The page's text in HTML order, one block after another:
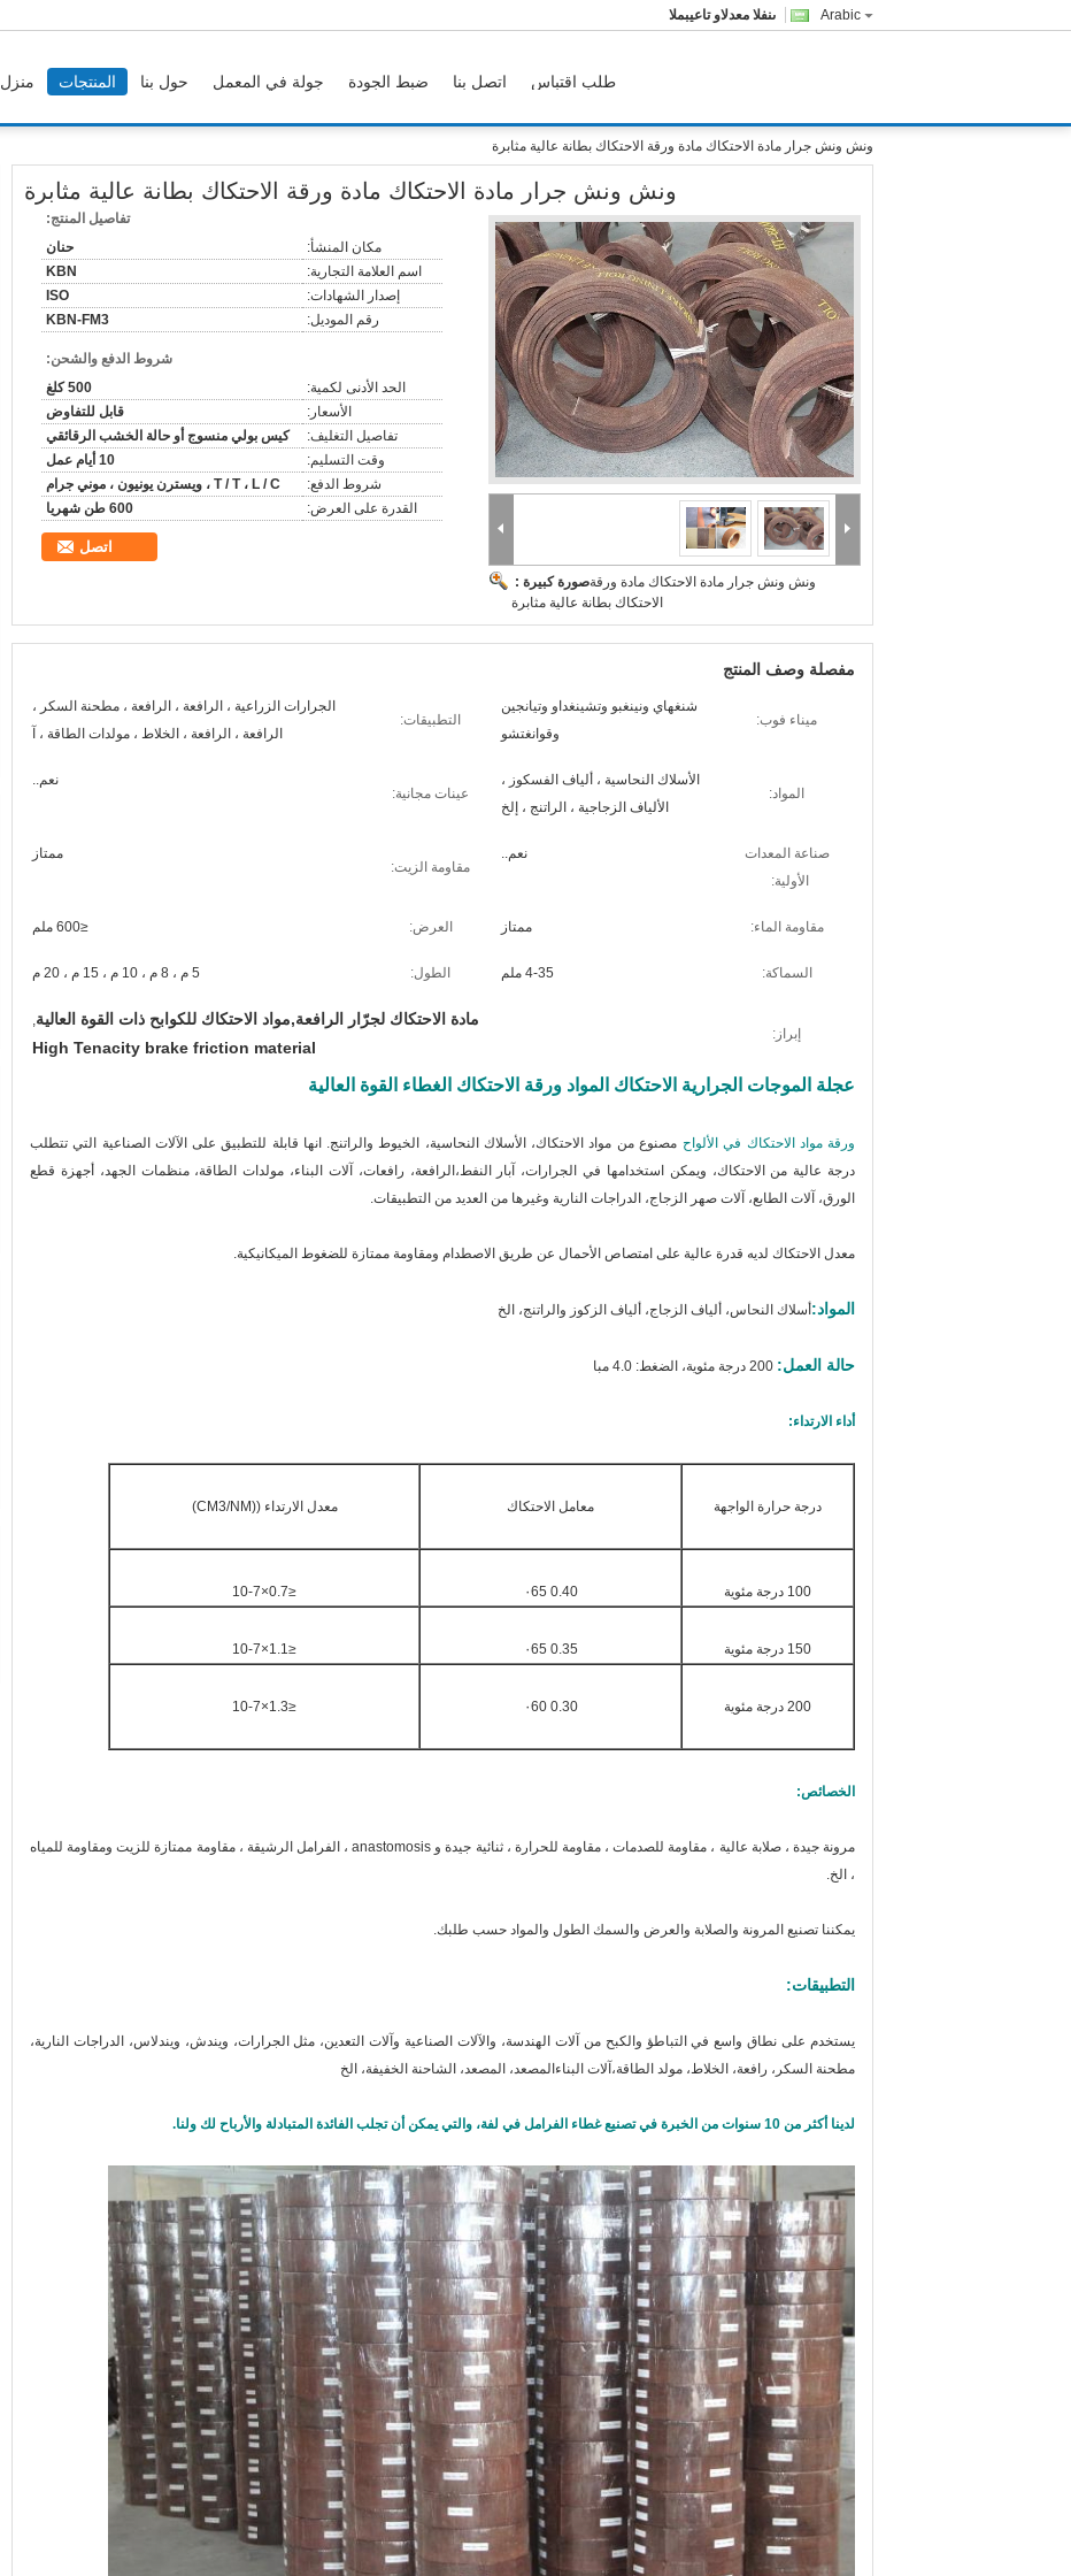
Arabic المبيعات والدعم الفنى
منزل المنتجات حول بنا جولة في المعمل ضبط الجودة اتصل بنا طلب اقتباس
ونش ونش جرار مادة الاحتكاك مادة ورقة الاحتكاك بطانة عالية مثابرة
ونش ونش جرار مادة الاحتكاك مادة ورقة الاحتكاك بطانة عالية مثابرة
صورة كبيرة :ونش ونش جرار مادة الاحتكاك مادة ورقة
الاحتكاك بطانة عالية مثابرة
تفاصيل المنتج:
مكان المنشأ:
حنان
اسم العلامة التجارية:
KBN
إصدار الشهادات:
ISO
رقم الموديل:
KBN-FM3
شروط الدفع والشحن:
الحد الأدنى لكمية:
500 كلغ
الأسعار:
قابل للتفاوض
تفاصيل التغليف:
كيس بولي منسوج أو حالة الخشب الرقائقي
وقت التسليم:
10 أيام عمل
شروط الدفع:
T / T ، L / C ، ويسترن يونيون ، موني جرام
القدرة على العرض:
600 طن شهريا
اتصل
مفصلة وصف المنتج
ميناء فوب:
شنغهاي ونينغبو وتشينغداو وتيانجين
وقوانغتشو
التطبيقات:
الجرارات الزراعية ، الرافعة ، الرافعة ، مطحنة السكر ،
الرافعة ، الرافعة ، الخلاط ، مولدات الطاقة ، آ
المواد:
الأسلاك النحاسية ، ألياف الفسكوز ،
الألياف الزجاجية ، الراتنج ، إلخ
عينات مجانية:
نعم..
صناعة المعدات
الأولية:
نعم..
مقاومة الزيت:
ممتاز
مقاومة الماء: ممتاز العرض: ≤600 ملم
السماكة: 4-35 ملم الطول: 5 م ، 8 م ، 10 م ، 15 م ، 20 م
إبراز:
مادة الاحتكاك لجرّار الرافعة,مواد الاحتكاك للكوابح ذات القوة العالية,
High Tenacity brake friction material
عجلة الموجات الجرارية الاحتكاك المواد ورقة الاحتكاك الغطاء القوة العالية
ورقة مواد الاحتكاك في الألواح مصنوع من مواد الاحتكاك، الأسلاك النحاسية، الخيوط والراتنج. انها قابلة للتطبيق على الآلات الصناعية التي تتطلب
درجة عالية من الاحتكاك، ويمكن استخدامها في الجرارات، آبار النفط،الرافعة، رافعات، آلات البناء، مولدات الطاقة، منظمات الجهد، أجهزة قطع
الورق، آلات الطابع، آلات صهر الزجاج، الدراجات النارية وغيرها من العديد من التطبيقات.
معدل الاحتكاك لديه قدرة عالية على امتصاص الأحمال عن طريق الاصطدام ومقاومة ممتازة للضغوط الميكانيكية.
المواد: أسلاك النحاس، ألياف الزجاج، ألياف الزكوز والراتنج، الخ
حالة العمل: 200 درجة مئوية، الضغط: 4.0 مبا
أداء الارتداء:
درجة حرارة الواجهة معامل الاحتكاك معدل الارتداء ((CM3/NM)
100 درجة مئوية 0.40 ٠65 ≤0.7×10-7
150 درجة مئوية 0.35 ٠65 ≤1.1×10-7
200 درجة مئوية 0.30 ٠60 ≤1.3×10-7
الخصائص:
مرونة جيدة ، صلابة عالية ، مقاومة للصدمات ، مقاومة للحرارة ، ثنائية جيدة و anastomosis ، الفرامل الرشيقة ، مقاومة ممتازة للزيت ومقاومة للمياه
، الخ.
يمكننا تصنيع المرونة والصلابة والعرض والسمك الطول والمواد حسب طلبك.
التطبيقات:
يستخدم على نطاق واسع في التباطؤ والكبح من آلات الهندسة، والآلات الصناعية وآلات التعدين، مثل الجرارات، ويندش، ويندلاس، الدراجات النارية،
مطحنة السكر، رافعة، الخلاط، مولد الطاقة،آلات البناءالمصعد، المصعد، الشاحنة الخفيفة، الخ
لدينا أكثر من 10 سنوات من الخبرة في تصنيع غطاء الفرامل في لفة، والتي يمكن أن تجلب الفائدة المتبادلة والأرباح لك ولنا.